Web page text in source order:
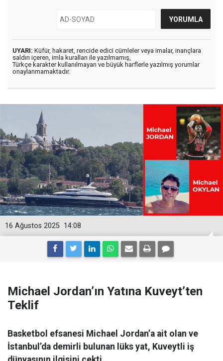
UYARI: Küfür, hakaret, rencide edici cümleler veya imalar, inançlara
saldırı içeren, imla kuralları ile yazılmamış,
Türkçe karakter kullanılmayan ve büyük harflerle yazılmış yorumlar
onaylanmamaktadır.
14:08
16 Ağustos 2025
Michael Jordan’ın Yatına Kuveyt’ten
Teklif
Basketbol efsanesi Michael Jordan’a ait olan ve
İstanbul’da demirli bulunan lüks yat, Kuveytli iş